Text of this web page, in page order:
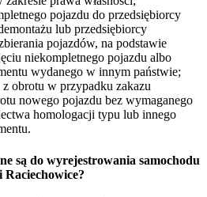
pojazdu do przedsiębiorcy
lub przedsiębiorcy
pojazdów, na podstawie
niekompletnego pojazdu albo
wydanego w innym państwie;
obrotu w przypadku zakazu
nowego pojazdu bez wymaganego
homologacji typu lub innego
są do wyrejestrowania samochodu
Raciechowice?